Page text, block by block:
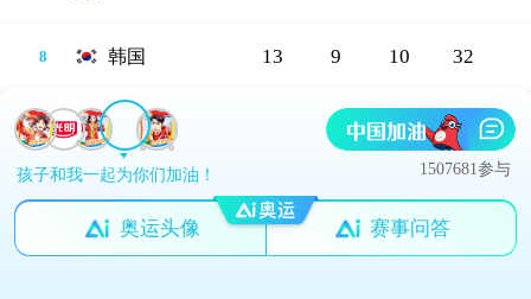
8 韩国 13 9 10 32
9 意大利 13 15 40
德国 12 13 8 33
孩子和我一起为你们加油！ 1507681参与
奥运头像 赛事问答